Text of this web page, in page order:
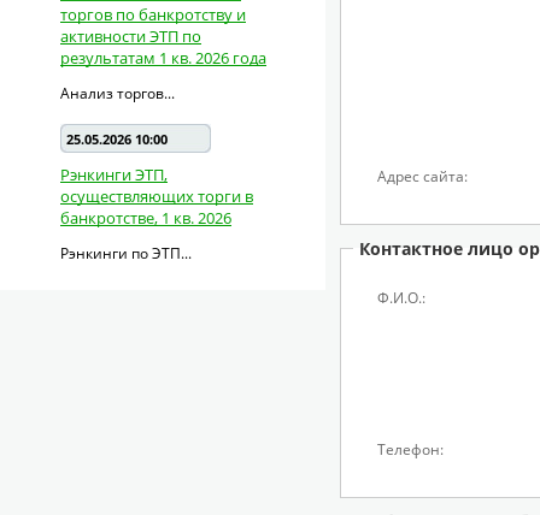
торгов по банкротству и
активности ЭТП по
результатам 1 кв. 2026 года
Анализ торгов...
25.05.2026 10:00
Рэнкинги ЭТП,
осуществляющих торги в
банкротстве, 1 кв. 2026
Рэнкинги по ЭТП...
Адрес сайта:
Контактное лицо
Ф.И.О.:
Телефон: